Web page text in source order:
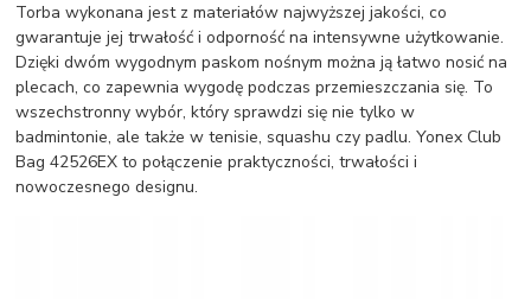
Torba wykonana jest z materiałów najwyższej jakości, co
gwarantuje jej trwałość i odporność na intensywne użytkowanie.
Dzięki dwóm wygodnym paskom nośnym można ją łatwo nosić na
plecach, co zapewnia wygodę podczas przemieszczania się. To
wszechstronny wybór, który sprawdzi się nie tylko w
badmintonie, ale także w tenisie, squashu czy padlu. Yonex Club
Bag 42526EX to połączenie praktyczności, trwałości i
nowoczesnego designu.